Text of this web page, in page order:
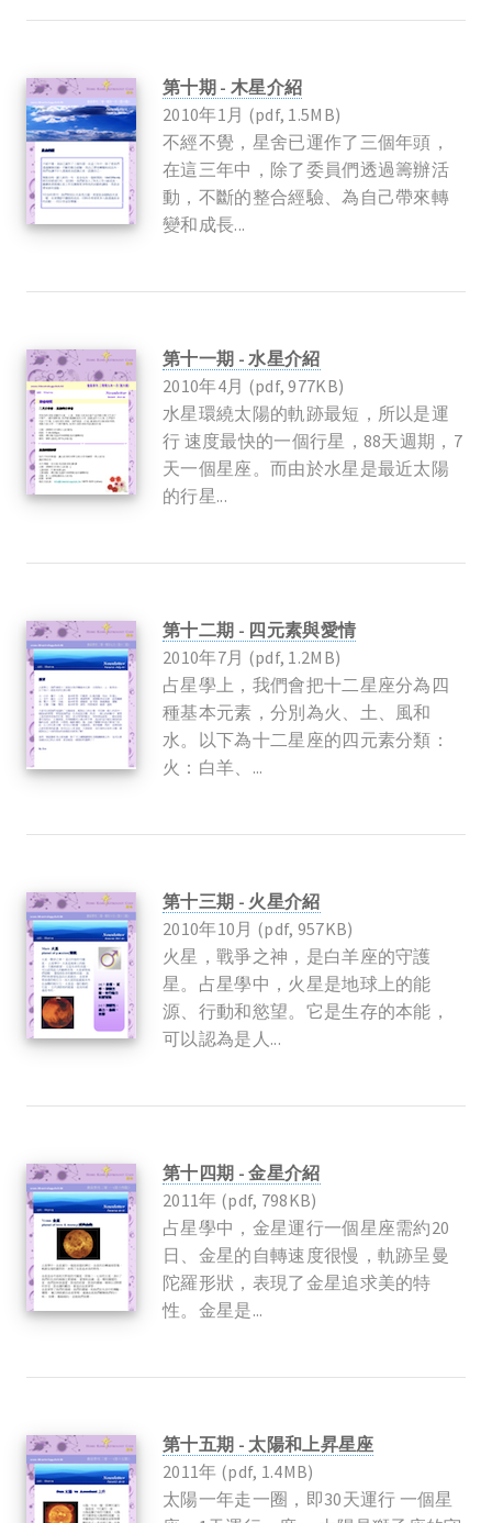
第十期 - 木星介紹
2010年1月 (pdf, 1.5MB)
不經不覺，星舍已運作了三個年頭，
在這三年中，除了委員們透過籌辦活
動，不斷的整合經驗、為自己帶來轉
變和成長...
第十一期 - 水星介紹
2010年4月 (pdf, 977KB)
水星環繞太陽的軌跡最短，所以是運
行 速度最快的一個行星，88天週期，7
天一個星座。而由於水星是最近太陽
的行星...
第十二期 - 四元素與愛情
2010年7月 (pdf, 1.2MB)
占星學上，我們會把十二星座分為四
種基本元素，分別為火、土、風和
水。以下為十二星座的四元素分類：
火：白羊、...
第十三期 - 火星介紹
2010年10月 (pdf, 957KB)
火星，戰爭之神，是白羊座的守護
星。占星學中，火星是地球上的能
源、行動和慾望。它是生存的本能，
可以認為是人...
第十四期 - 金星介紹
2011年 (pdf, 798KB)
占星學中，金星運行一個星座需約20
日、金星的自轉速度很慢，軌跡呈曼
陀羅形狀，表現了金星追求美的特
性。金星是...
第十五期 - 太陽和上昇星座
2011年 (pdf, 1.4MB)
太陽一年走一圈，即30天運行 一個星